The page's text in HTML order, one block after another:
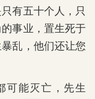
有五十个人，只
事业，置生死于
乱，他们还让您
可能灭亡，先生